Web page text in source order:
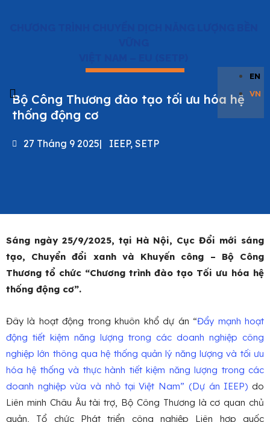
EN
VN
Bộ Công Thương đào tạo tối ưu hóa hệ
thống động cơ
27 Tháng 9 2025| IEEP, SETP
Sáng ngày 25/9/2025, tại Hà Nội, Cục Đổi mới sáng
tạo, Chuyển đổi xanh và Khuyến công – Bộ Công
Thương tổ chức “Chương trình đào tạo Tối ưu hóa hệ
thống động cơ”.
Đây là hoạt động trong khuôn khổ dự án “Đẩy mạnh hoạt
động tiết kiệm năng lượng trong các doanh nghiệp công
nghiệp lớn thông qua hệ thống quản lý năng lượng và tối ưu
hóa hệ thống và thực hành tiết kiệm năng lượng trong các
doanh nghiệp vừa và nhỏ tại Việt Nam” (Dự án IEEP) do
Liên minh Châu Âu tài trợ, Bộ Công Thương là cơ quan chủ
quản, Tổ chức Phát triển công nghiệp Liên hợp quốc